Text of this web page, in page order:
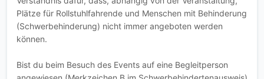
Plätze für Rollstuhlfahrende und Menschen mit Behinderung
(Schwerbehinderung) nicht immer angeboten werden
können.
Bist du beim Besuch des Events auf eine Begleitperson